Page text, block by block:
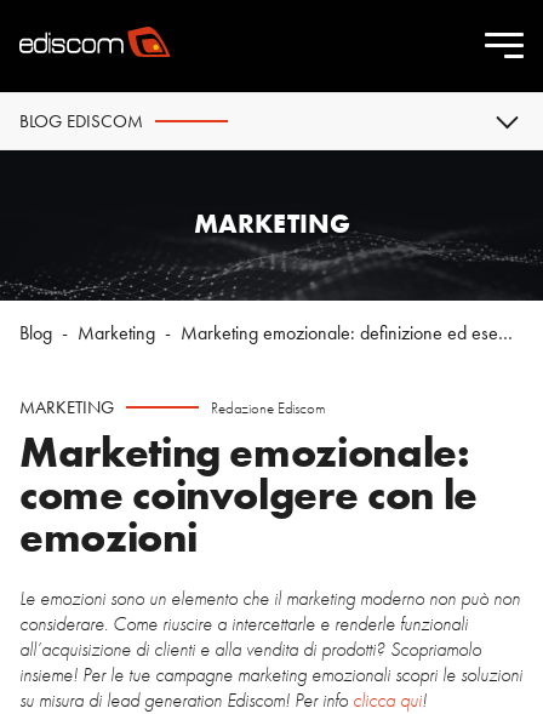
BLOG EDISCOM
MARKETING
Blog - Marketing - Marketing emozionale: definizione ed esempi
MARKETING Redazione Ediscom
Marketing emozionale:
come coinvolgere con le
emozioni
Le emozioni sono un elemento che il marketing moderno non può non
considerare. Come riuscire a intercettarle e renderle funzionali
all’acquisizione di clienti e alla vendita di prodotti? Scopriamolo
insieme! Per le tue campagne marketing emozionali scopri le soluzioni
su misura di lead generation Ediscom! Per info clicca qui!